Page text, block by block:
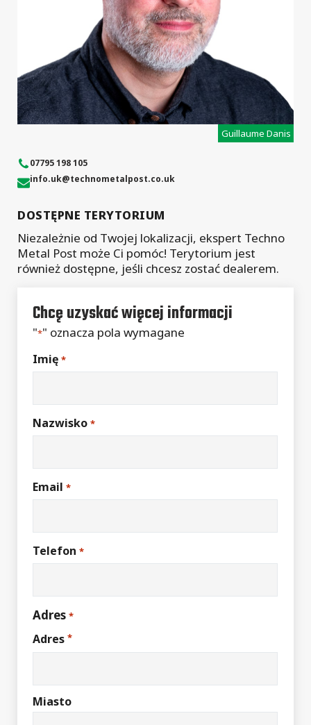
Guillaume Danis
07795 198 105
info.uk@technometalpost.co.uk
DOSTĘPNE TERYTORIUM
Niezależnie od Twojej lokalizacji, ekspert Techno
Metal Post może Ci pomóc! Terytorium jest
również dostępne, jeśli chcesz zostać dealerem.
Chcę uzyskać więcej informacji
"*" oznacza pola wymagane
Imię *
Nazwisko *
Email *
Telefon *
Adres *
Adres *
Miasto